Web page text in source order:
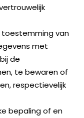
toestemming van
met
de
te bewaren of
respectievelijk
bepaling of en